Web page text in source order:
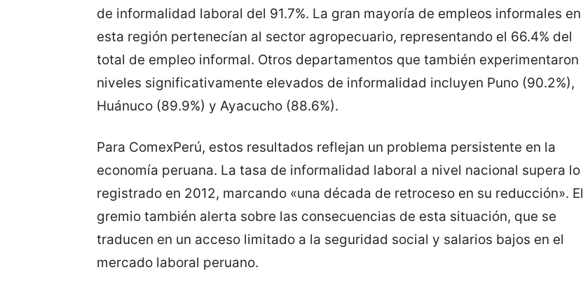
de informalidad laboral del 91.7%. La gran mayoría de empleos informales en
esta región pertenecían al sector agropecuario, representando el 66.4% del
total de empleo informal. Otros departamentos que también experimentaron
niveles significativamente elevados de informalidad incluyen Puno (90.2%),
Huánuco (89.9%) y Ayacucho (88.6%).
Para ComexPerú, estos resultados reflejan un problema persistente en la
economía peruana. La tasa de informalidad laboral a nivel nacional supera lo
registrado en 2012, marcando «una década de retroceso en su reducción». El
gremio también alerta sobre las consecuencias de esta situación, que se
traducen en un acceso limitado a la seguridad social y salarios bajos en el
mercado laboral peruano.